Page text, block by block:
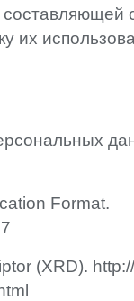
их
Format.
(XRD).